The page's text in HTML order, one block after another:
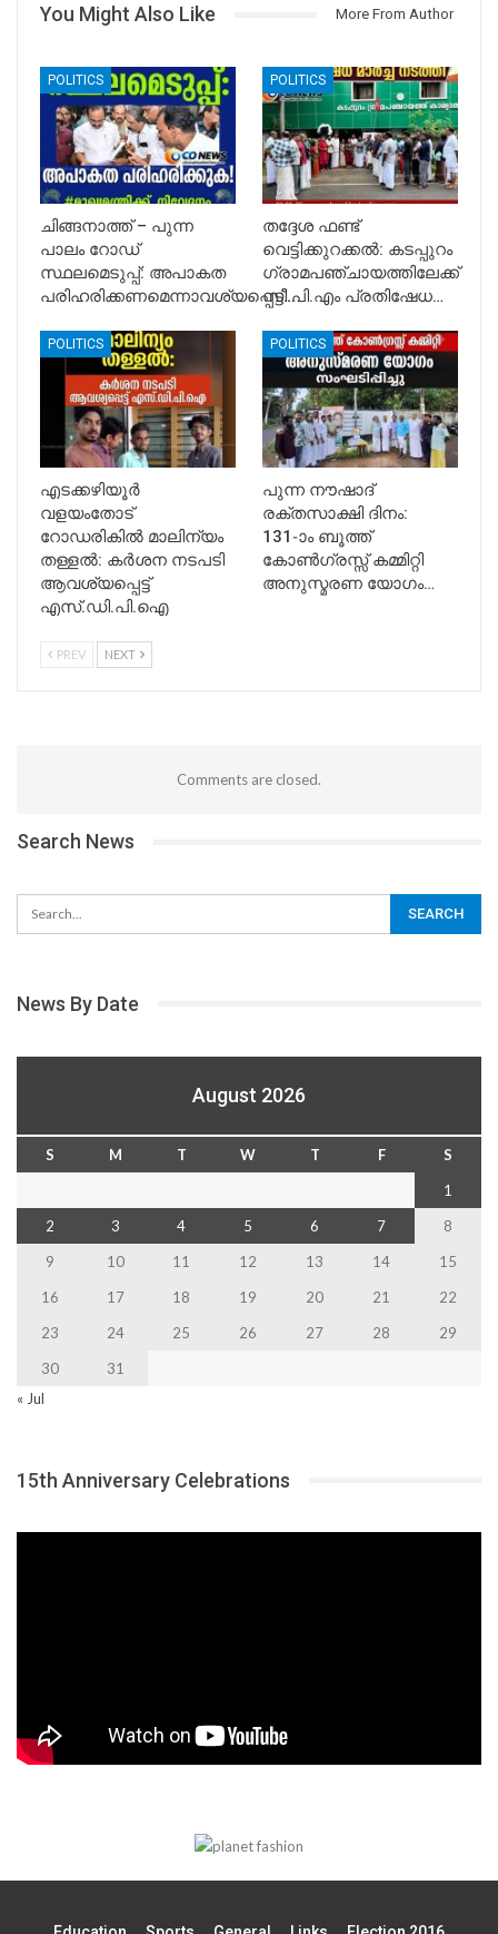
You Might Also Like More From Author
POLITICS
ചിങ്ങനാത്ത് – പുന്ന
പാലം റോഡ്
സ്ഥലമെടുപ്പ്: അപാകത
പരിഹരിക്കണമെന്നാവശ്യപ്പെട്ട്…
POLITICS
തദ്ദേശ ഫണ്ട്
വെട്ടിക്കുറക്കൽ: കടപ്പുറം
ഗ്രാമപഞ്ചായത്തിലേക്ക്
സി.പി.എം പ്രതിഷേധ…
POLITICS
എടക്കഴിയൂർ
വളയംതോട്
റോഡരികിൽ മാലിന്യം
തള്ളൽ: കർശന നടപടി
ആവശ്യപ്പെട്ട്
എസ്.ഡി.പി.ഐ
POLITICS
പുന്ന നൗഷാദ്
രക്തസാക്ഷി ദിനം:
131-ാം ബൂത്ത്
കോൺഗ്രസ്സ് കമ്മിറ്റി
അനുസ്മരണ യോഗം…
PREV NEXT
Comments are closed.
Search News
News By Date
August 2026
S M T W T F
S
1
2
3 4 5 6 7
8
9
10 11 12 13 14
15
16
17 18 19 20 21
22
23
24 25 26 27 28
29
30
31
« Jul
15th Anniversary Celebrations